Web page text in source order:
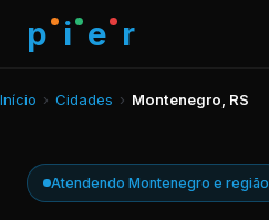
p i e r
Início › Cidades › Montenegro, RS
Atendendo Montenegro e região